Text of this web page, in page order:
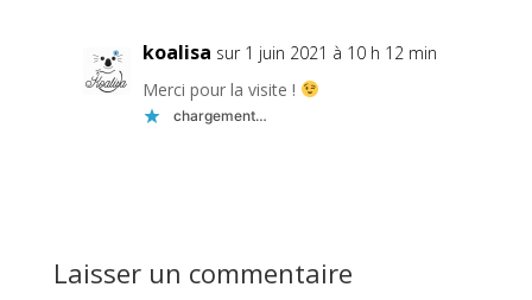
koalisa sur 1 juin 2021 à 10 h 12 min
Merci pour la visite !
chargement…
Laisser un commentaire